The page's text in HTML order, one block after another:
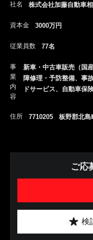
社名 株式会社加藤自動車
資本金 3000万円
従業員数 77名
事
業
内
容
新車・中古車販売（国
障修理・予防整備、事
ドサービス、自動車保
住所 7710205 板野郡北島
ご応
検